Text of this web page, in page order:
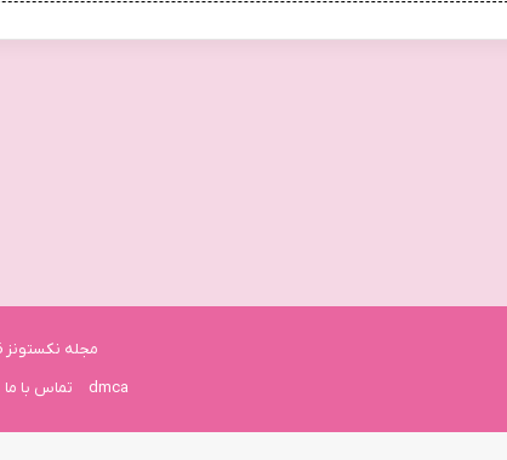
مجله نکستونز 2026
dmca
تماس با ما